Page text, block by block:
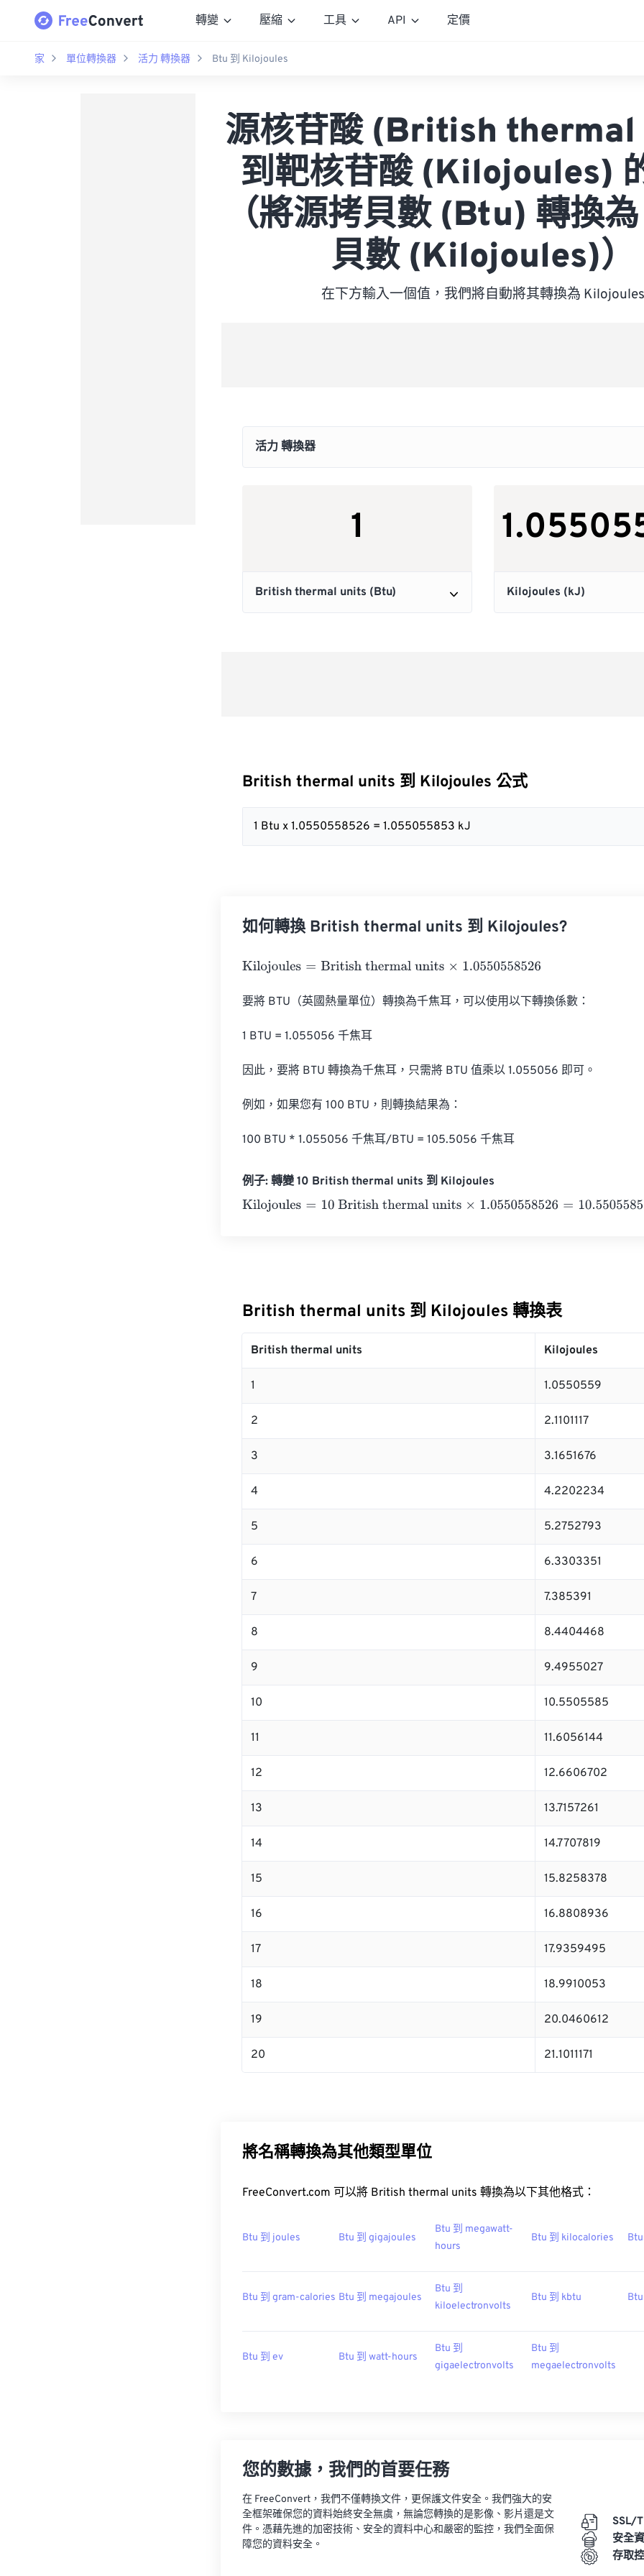
轉變 壓縮 工具 API 定價
家 單位轉換器 活力 轉換器 Btu 到 Kilojoules
源核苷酸 (British
到靶核苷酸 (Kilojoules)
（將源拷貝數 (Btu) 轉換
貝數 (Kilojoules)）
在下方輸入一個值，我們將自動將其轉換為 Kilojoules
British thermal units 到 Kilojoules 公式
1 Btu x 1.0550558526 = 1.055055853 kJ
如何轉換 British thermal units 到 Kilojoules?
Kilojoules=British thermal units× 1.0550558526
要將 BTU（英國熱量單位）轉換為千焦耳，可以使用以下轉換係數：
1 BTU = 1.055056 千焦耳
因此，要將 BTU 轉換為千焦耳，只需將 BTU 值乘以 1.055056 即可。
例如，如果您有 100 BTU，則轉換結果為：
100 BTU * 1.055056 千焦耳/BTU = 105.5056 千焦耳
例子: 轉變 10 British thermal units 到 Kilojoules
Kilojoules=10 British thermal units× 1.0550558526=10.5505585 Kilojoules
British thermal units 到 Kilojoules 轉換表
British thermal units Kilojoules
1 1.0550559
2 2.1101117
3 3.1651676
4 4.2202234
5 5.2752793
6 6.3303351
7 7.385391
8 8.4404468
9 9.4955027
10 10.5505585
11 11.6056144
12 12.6606702
13 13.7157261
14 14.7707819
15 15.8258378
16 16.8808936
17 17.9359495
18 18.9910053
19 20.0460612
20 21.1011171
將名稱轉換為其他類型單位
FreeConvert.com 可以將 British thermal units 轉換為以下其他格式：
Btu 到 joules Btu 到 gigajoules
Btu 到 megawatt-
hours
Btu 到 kilocalories
Btu 到 gram-calories Btu 到 megajoules
Btu 到
kiloelectronvolts
Btu 到 kbtu
Btu 到 ev Btu 到 watt-hours
Btu 到
gigaelectronvolts
Btu 到
megaelectronvolts
您的數據，我們的首要任務
在 FreeConvert，我們不僅轉換文件，更保護文件安全。我們強大的安
全框架確保您的資料始終安全無虞，無論您轉換的是影像、影片還是文
件。憑藉先進的加密技術、安全的資料中心和嚴密的監控，我們全面保
障您的資料安全。
SSL/
安全
存取